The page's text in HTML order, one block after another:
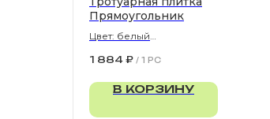
Прямоугольник
Цвет: белый
1 884 ₽ / 1 PC
В КОРЗИНУ